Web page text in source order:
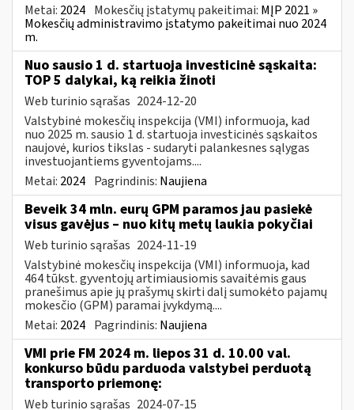
Metai: 2024 Mokesčių įstatymų pakeitimai: MĮP 2021 »
Mokesčių administravimo įstatymo pakeitimai nuo 2024
m.
Nuo sausio 1 d. startuoja investicinė sąskaita:
TOP 5 dalykai, ką reikia žinoti
Web turinio sąrašas 2024-12-20
Valstybinė mokesčių inspekcija (VMI) informuoja, kad
nuo 2025 m. sausio 1 d. startuoja investicinės sąskaitos
naujovė, kurios tikslas - sudaryti palankesnes sąlygas
investuojantiems gyventojams....
Metai: 2024 Pagrindinis: Naujiena
Beveik 34 mln. eurų GPM paramos jau pasiekė
visus gavėjus – nuo kitų metų laukia pokyčiai
Web turinio sąrašas 2024-11-19
Valstybinė mokesčių inspekcija (VMI) informuoja, kad
464 tūkst. gyventojų artimiausiomis savaitėmis gaus
pranešimus apie jų prašymų skirti dalį sumokėto pajamų
mokesčio (GPM) paramai įvykdymą....
Metai: 2024 Pagrindinis: Naujiena
VMI prie FM 2024 m. liepos 31 d. 10.00 val.
konkurso būdu parduoda valstybei perduotą
transporto priemonę:
Web turinio sąrašas 2024-07-15